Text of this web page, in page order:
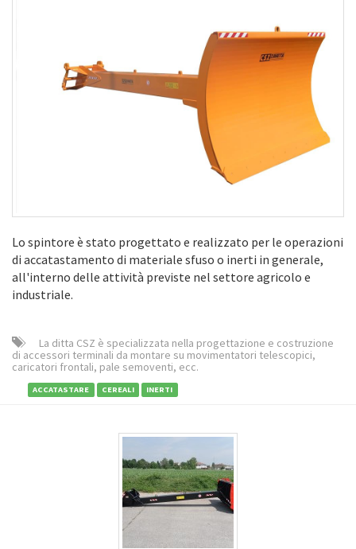
Lo spintore è stato progettato e realizzato per le operazioni
di accatastamento di materiale sfuso o inerti in generale,
all'interno delle attività previste nel settore agricolo e
industriale.
La ditta CSZ è specializzata nella progettazione e costruzione
di accessori terminali da montare su movimentatori telescopici,
caricatori frontali, pale semoventi, ecc.
ACCATASTARE CEREALI INERTI